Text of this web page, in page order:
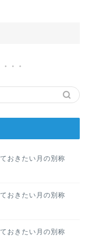
おきたい月の別称
おきたい月の別称
おきたい月の別称